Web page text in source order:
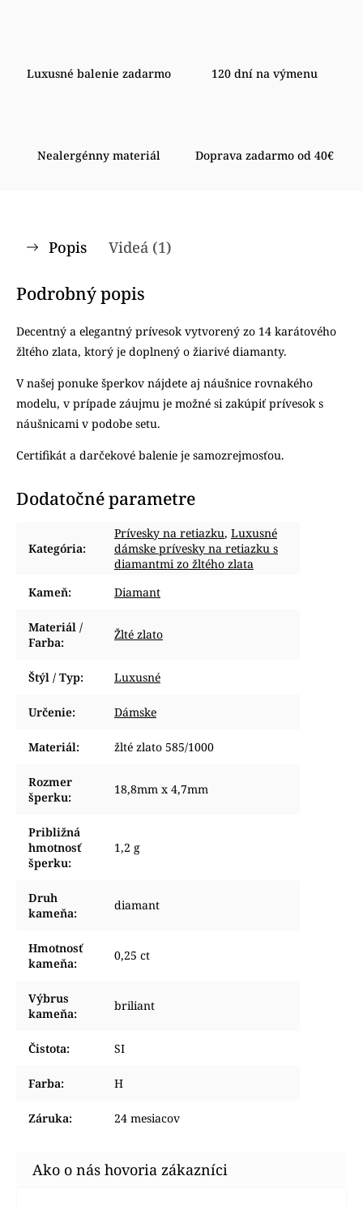
Luxusné balenie zadarmo 120 dní na výmenu
Nealergénny materiál Doprava zadarmo od 40€
Popis Videá (1)
Podrobný popis
Decentný a elegantný prívesok vytvorený zo 14 karátového
žltého zlata, ktorý je doplnený o žiarivé diamanty.
V našej ponuke šperkov nájdete aj náušnice rovnakého
modelu, v prípade záujmu je možné si zakúpiť prívesok s
náušnicami v podobe setu.
Certifikát a darčekové balenie je samozrejmosťou.
Dodatočné parametre
Kategória:
Prívesky na retiazku, Luxusné
dámske prívesky na retiazku s
diamantmi zo žltého zlata
Kameň: Diamant
Materiál /
Farba:
Žlté zlato
Štýl / Typ: Luxusné
Určenie: Dámske
Materiál: žlté zlato 585/1000
Rozmer
šperku:
18,8mm x 4,7mm
Približná
hmotnosť
šperku:
1,2 g
Druh
kameňa:
diamant
Hmotnosť
kameňa:
0,25 ct
Výbrus
kameňa:
briliant
Čistota: SI
Farba: H
Záruka: 24 mesiacov